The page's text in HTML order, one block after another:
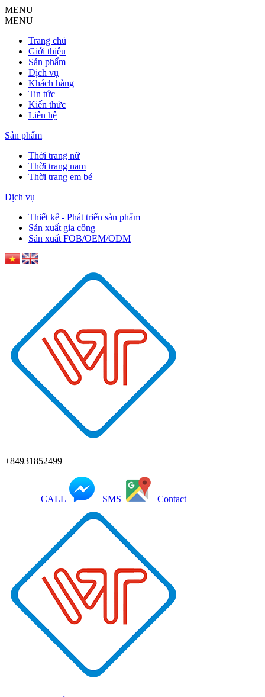
MENU
MENU
Trang chủ
Giới thiệu
Sản phẩm
Dịch vụ
Khách hàng
Tin tức
Kiến thức
Liên hệ
Sản phẩm
Thời trang nữ
Thời trang nam
Thời trang em bé
Dịch vụ
Thiết kế - Phát triển sản phẩm
Sản xuất gia công
Sản xuất FOB/OEM/ODM
+84931852499
CALL SMS Contact